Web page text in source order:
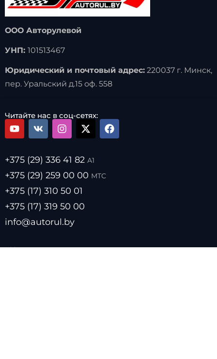
ООО Авторулевой
УНП: 101513467
Юридический и почтовый адрес:220037 г. Минск,
пер. Уральский д.15 оф. 558
Читайте нас в соц-сетях:
+375 (29) 336 41 82 А1
+375 (29) 259 00 00 МТС
+375 (17) 310 50 01
+375 (17) 319 50 00
info@autorul.by
- Цены на топливо